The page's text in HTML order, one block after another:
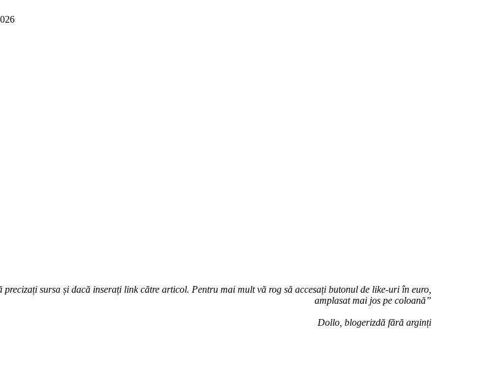
sursa și dacă inserați link către articol. Pentru mai mult vă rog să accesați butonul de like-uri în euro,
amplasat mai jos pe coloană”
Dollo, blogerizdă fără arginți